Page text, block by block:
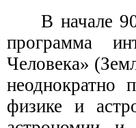
В начале
программа
Человека»
неоднократно
физике и